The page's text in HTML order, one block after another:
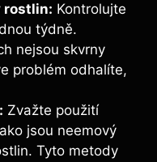
rostlin: Kontrolujte
týdně.
nejsou skvrny
problém odhalíte,
Zvažte použití
jsou neemový
Tyto metody